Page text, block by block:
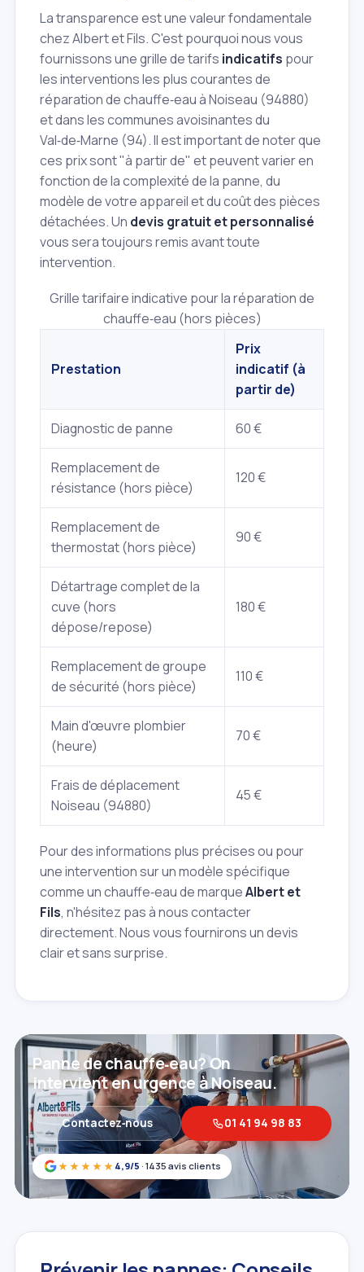
La transparence est une valeur fondamentale
chez Albert et Fils. C'est pourquoi nous vous
fournissons une grille de tarifs indicatifs pour
les interventions les plus courantes de
réparation de chauffe‑eau à Noiseau (94880)
et dans les communes avoisinantes du
Val‑de‑Marne (94). Il est important de noter que
ces prix sont "à partir de" et peuvent varier en
fonction de la complexité de la panne, du
modèle de votre appareil et du coût des pièces
détachées. Un devis gratuit et personnalisé
vous sera toujours remis avant toute
intervention.
Grille tarifaire indicative pour la réparation de
chauffe‑eau (hors pièces)
Prestation
Prix
indicatif (à
partir de)
Diagnostic de panne 60 €
Remplacement de
résistance (hors pièce)
120 €
Remplacement de
thermostat (hors pièce)
90 €
Détartrage complet de la
cuve (hors
dépose/repose)
180 €
Remplacement de groupe
de sécurité (hors pièce)
110 €
Main d'œuvre plombier
(heure)
70 €
Frais de déplacement
Noiseau (94880)
45 €
Pour des informations plus précises ou pour
une intervention sur un modèle spécifique
comme un chauffe‑eau de marqueAlbert et
Fils, n'hésitez pas à nous contacter
directement. Nous vous fournirons un devis
clair et sans surprise.
★★★★★ 4,9/5 · 1435 avis clients
Panne de chauffe‑eau? On
intervient en urgence à Noiseau.
Contactez‑nous 01 41 94 98 83